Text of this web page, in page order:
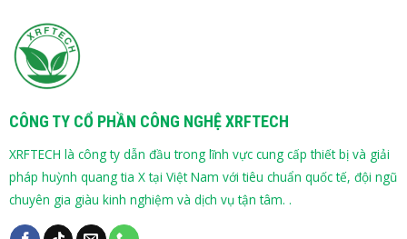
CÔNG TY CỔ PHẦN CÔNG NGHỆ XRFTECH
XRFTECH là công ty dẫn đầu trong lĩnh vực cung cấp thiết bị và giải
pháp huỳnh quang tia X tại Việt Nam với tiêu chuẩn quốc tế, đội ngũ
chuyên gia giàu kinh nghiệm và dịch vụ tận tâm. .